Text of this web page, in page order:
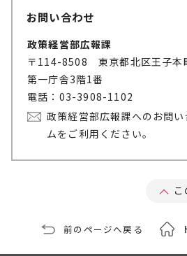
お問い合わせ
政策経営部広報課
〒114-8508 東京都北区王子本
第一庁舎3階1番
電話：03-3908-1102
政策経営部広報課へのお問
ムをご利用ください。
前のページへ戻る